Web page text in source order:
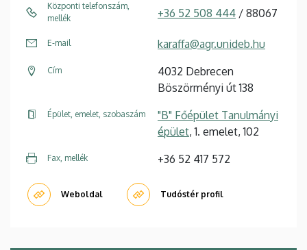
Központi telefonszám,
mellék
+36 52 508 444 / 88067
E-mail karaffa@agr.unideb.hu
Cím
4032 Debrecen
Böszörményi út 138
Épület, emelet, szobaszám
"B" Főépület Tanulmányi
épület, 1. emelet, 102
Fax, mellék +36 52 417 572
Weboldal Tudóstér profil